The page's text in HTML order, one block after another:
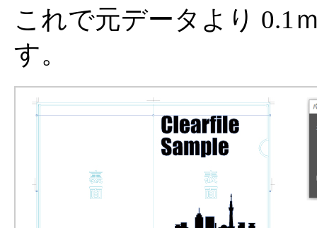
これで元データより 0.1
す。